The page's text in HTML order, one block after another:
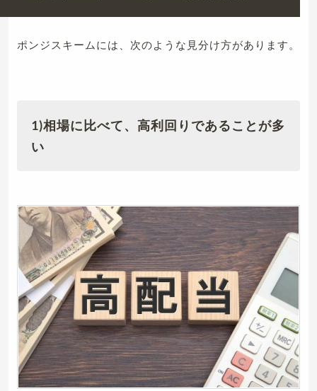
ポンジスキームには、次のような見分け方があります。
1)相場に比べて、高利回りであることが多
い